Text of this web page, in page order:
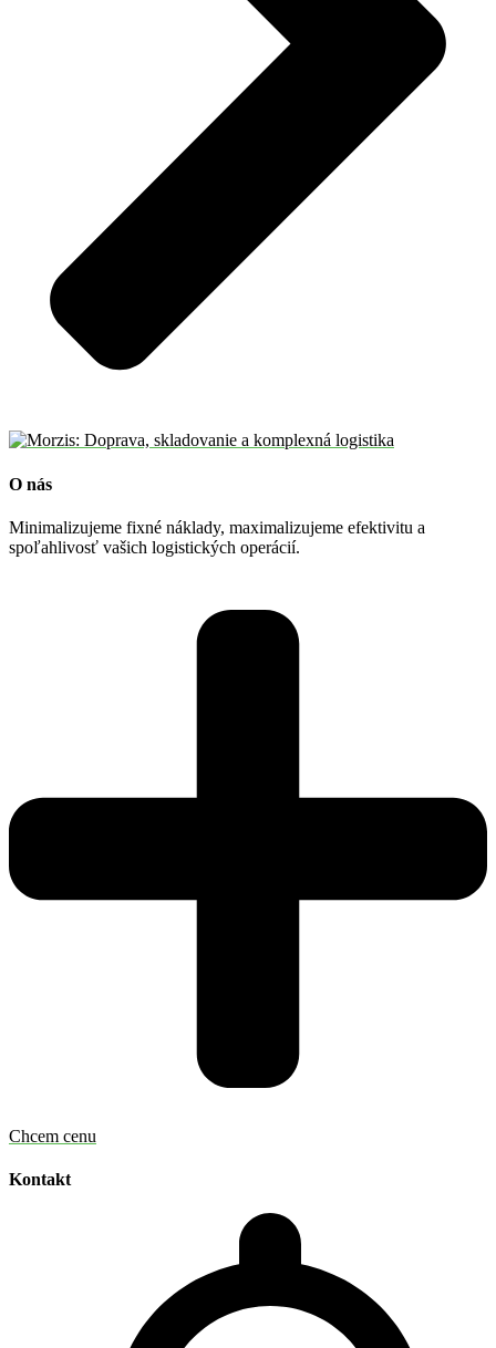
O nás
Minimalizujeme fixné náklady, maximalizujeme efektivitu a
spoľahlivosť vašich logistických operácií.
Chcem cenu
Kontakt